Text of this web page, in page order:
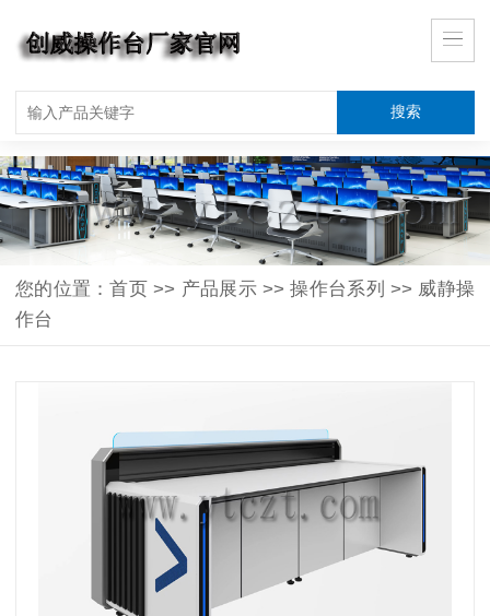
您的位置：首页 >> 产品展示>>操作台系列 >> 威静操
作台